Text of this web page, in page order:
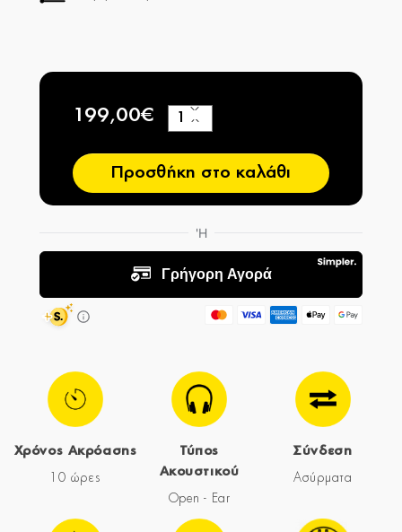
199,00€
−
+
Προσθήκη στο καλάθι
Χρόνος Ακρόασης
10 ώρες
Τύπος
Ακουστικού
Open - Ear
Σύνδεση
Ασύρματα